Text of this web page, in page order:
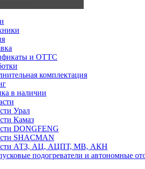
и ОТТС
комплектация
в наличии
Урал
Камаз
DONGFENG
SHACMAN
АТЗ, АЦ, АЦПТ, МВ, АКН
подогреватели и автономные